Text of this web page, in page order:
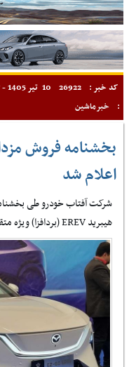
کد خبر : 26922 10 تیر 1405 - 16:57
:
خبرماشین
اعلام شد
هیبرید EREV (بردافزا) ویژه متقاضیان پلتفرم اتونوین را اعلام کرد.